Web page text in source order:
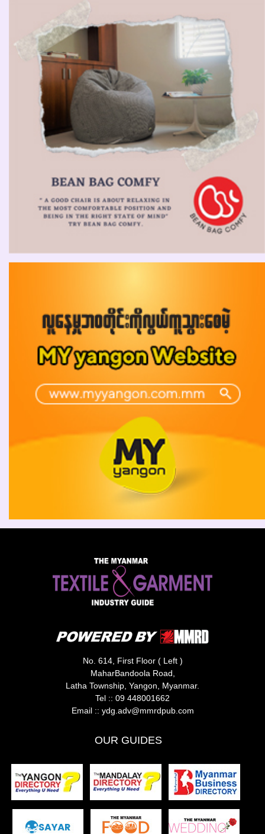
No. 614, First Floor ( Left )
MaharBandoola Road,
Latha Township, Yangon, Myanmar.
Tel :: 09 448001662
Email :: ydg.adv@mmrdpub.com
OUR GUIDES